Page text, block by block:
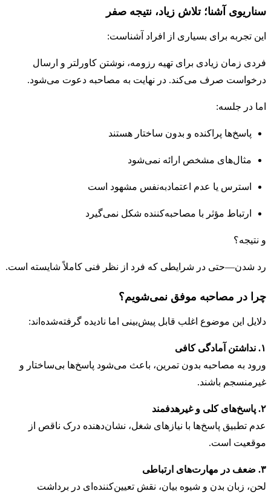
سناریوی آشنا؛ تلاش زیاد، نتیجه صفر
این تجربه برای بسیاری از افراد آشناست:
فردی زمان زیادی برای تهیه رزومه، نوشتن کاورلتر و ارسال
درخواست صرف می‌کند. در نهایت به مصاحبه دعوت می‌شود.
اما در جلسه:
پاسخ‌ها پراکنده و بدون ساختار هستند
مثال‌های مشخص ارائه نمی‌شود
استرس یا عدم اعتمادبه‌نفس مشهود است
ارتباط مؤثر با مصاحبه‌کننده شکل نمی‌گیرد
و نتیجه؟
رد شدن—حتی در شرایطی که فرد از نظر فنی کاملاً شایسته است.
چرا در مصاحبه موفق نمی‌شویم؟
دلایل این موضوع اغلب قابل پیش‌بینی اما نادیده گرفته‌شده‌اند:
۱. نداشتن آمادگی کافی
ورود به مصاحبه بدون تمرین، باعث می‌شود پاسخ‌ها بی‌ساختار و
غیرمنسجم باشند.
۲. پاسخ‌های کلی و غیرهدفمند
عدم تطبیق پاسخ‌ها با نیازهای شغل، نشان‌دهنده درک ناقص از
موقعیت است.
۳. ضعف در مهارت‌های ارتباطی
لحن، زبان بدن و شیوه بیان، نقش تعیین‌کننده‌ای در برداشت